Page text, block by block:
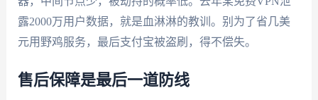
露2000万用户数据，就是血淋淋的教训。别为了省几美
元用野鸡服务，最后支付宝被盗刷，得不偿失。
售后保障是最后一道防线